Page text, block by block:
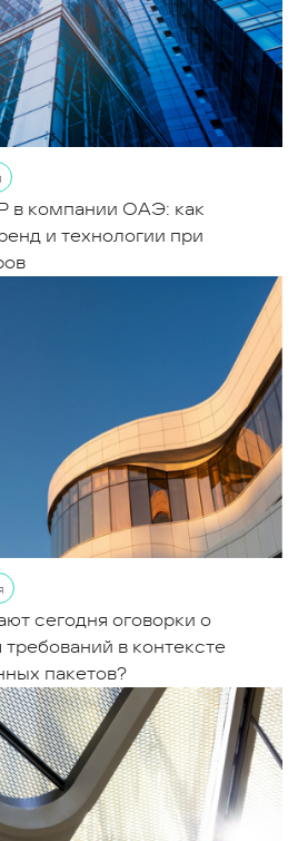
в компании ОАЭ: как
и технологии при
сегодня оговорки о
в контексте
пакетов?